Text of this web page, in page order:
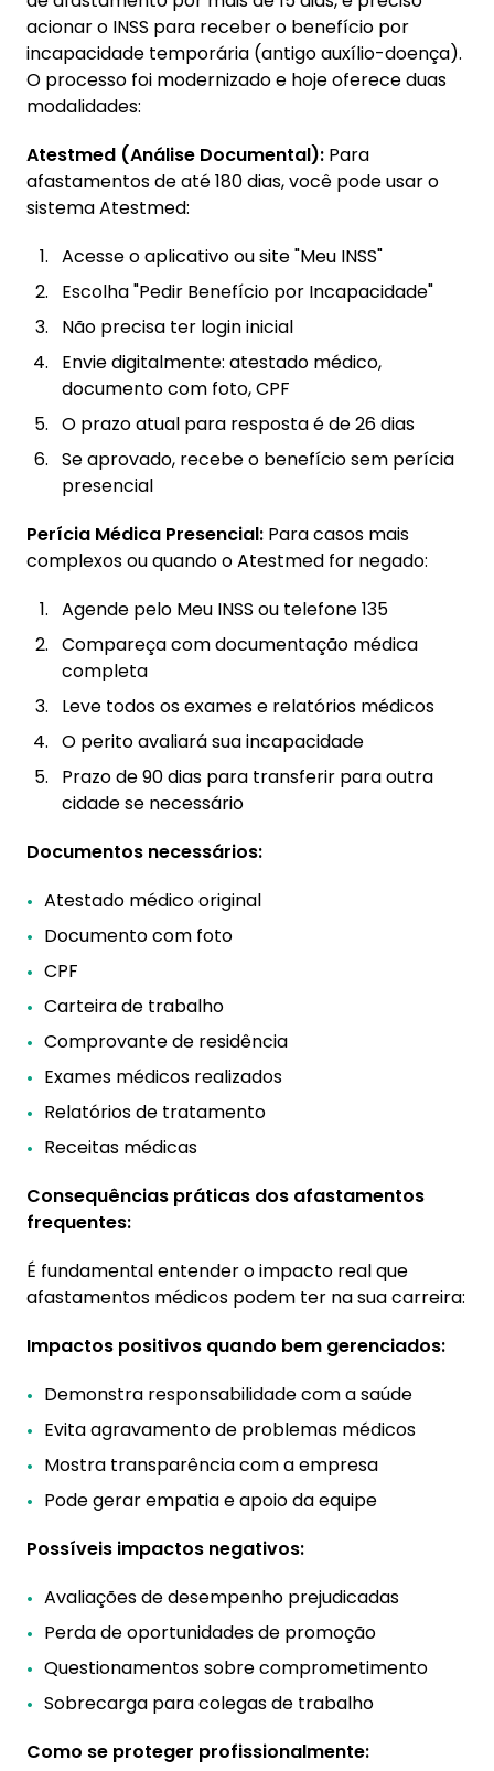
acionar o INSS para receber o benefício por
incapacidade temporária (antigo auxílio-doença).
O processo foi modernizado e hoje oferece duas
modalidades:
Atestmed (Análise Documental): Para
afastamentos de até 180 dias, você pode usar o
sistema Atestmed:
Acesse o aplicativo ou site "Meu INSS"
Escolha "Pedir Benefício por Incapacidade"
Não precisa ter login inicial
Envie digitalmente: atestado médico,
documento com foto, CPF
O prazo atual para resposta é de 26 dias
Se aprovado, recebe o benefício sem perícia
presencial
Perícia Médica Presencial: Para casos mais
complexos ou quando o Atestmed for negado:
Agende pelo Meu INSS ou telefone 135
Compareça com documentação médica
completa
Leve todos os exames e relatórios médicos
O perito avaliará sua incapacidade
Prazo de 90 dias para transferir para outra
cidade se necessário
Documentos necessários:
Atestado médico original
Documento com foto
CPF
Carteira de trabalho
Comprovante de residência
Exames médicos realizados
Relatórios de tratamento
Receitas médicas
Consequências práticas dos afastamentos
frequentes:
É fundamental entender o impacto real que
afastamentos médicos podem ter na sua carreira:
Impactos positivos quando bem gerenciados:
Demonstra responsabilidade com a saúde
Evita agravamento de problemas médicos
Mostra transparência com a empresa
Pode gerar empatia e apoio da equipe
Possíveis impactos negativos:
Avaliações de desempenho prejudicadas
Perda de oportunidades de promoção
Questionamentos sobre comprometimento
Sobrecarga para colegas de trabalho
Como se proteger profissionalmente: